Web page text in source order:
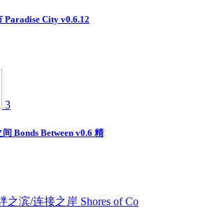
Paradise City v0.6.12
3
Bonds Between v0.6 精
之滨/连接之岸 Shores of Co